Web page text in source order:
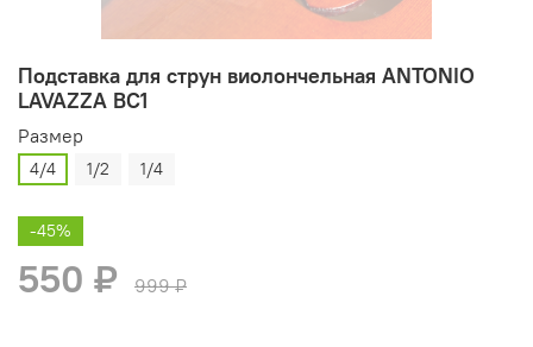
Подставка для струн виолончельная ANTONIO
LAVAZZA BC1
Размер
4/4 1/2 1/4
-45%
550 ₽ 999 ₽